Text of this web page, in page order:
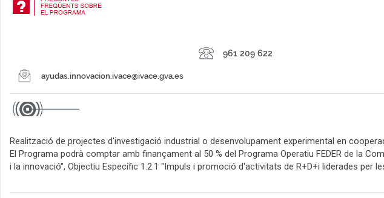
Realització de projectes d'investigació industrial o desenvolupament experimental en
El Programa podrà comptar amb finançament al 50 % del Programa Operatiu FEDER de la
i la innovació", Objectiu Específic 1.2.1 "Impuls i promoció d'activitats de R+D+i liderades per